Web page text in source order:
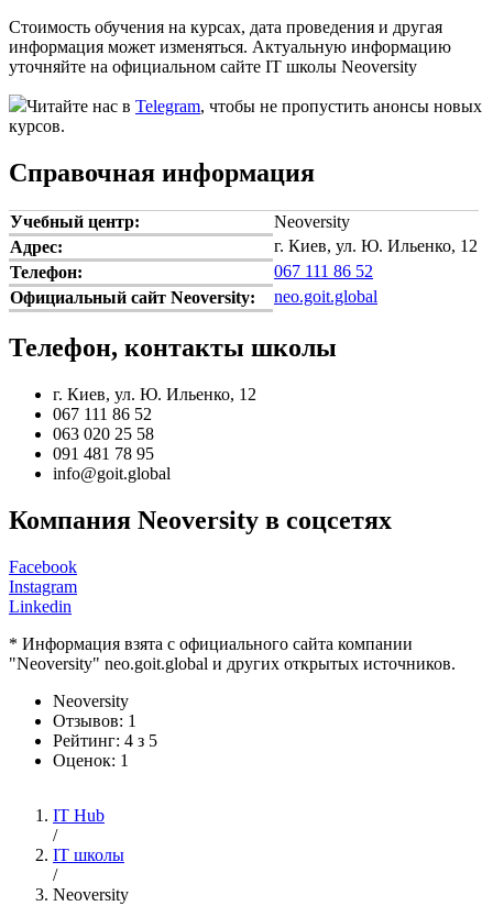
Стоимость обучения на курсах, дата проведения и другая
информация может изменяться. Актуальную информацию
уточняйте на официальном сайте IT школы Neoversity
Читайте нас в Telegram, чтобы не пропустить анонсы новых
курсов.
Справочная информация
Учебный центр:
Neoversity
Адрес:
г. Киев, ул. Ю. Ильенко, 12
Телефон:
067 111 86 52
Официальный сайт Neoversity:
neo.goit.global
Телефон, контакты школы
г. Киев, ул. Ю. Ильенко, 12
067 111 86 52
063 020 25 58
091 481 78 95
info@goit.global
Компания Neoversity в соцсетях
Facebook
Instagram
Linkedin
* Информация взята с официального сайта компании
"Neoversity" neo.goit.global и других открытых источников.
Neoversity
Отзывов: 1
Рейтинг: 4 з 5
Оценок: 1
IT Hub
/
IT школы
/
Neoversity